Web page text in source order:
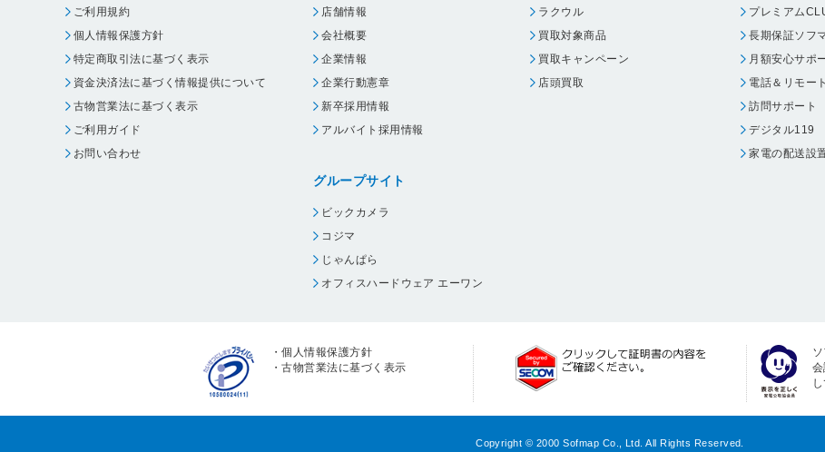
ご利用規約
個人情報保護方針
特定商取引法に基づく表示
資金決済法に基づく情報提供について
古物営業法に基づく表示
ご利用ガイド
お問い合わせ
店舗情報
会社概要
企業情報
企業行動憲章
新卒採用情報
アルバイト採用情報
グループサイト
ビックカメラ
コジマ
じゃんぱら
オフィスハードウェア エーワン
ラクウル
買取対象商品
買取キャンペーン
店頭買取
プレミアム
長期保証ソフ
月額安心サポ
電話＆リモート
訪問サポート
デジタル119
家電の配送設
・個人情報保護方針
・古物営業法に基づく表示
Copyright © 2000 Sofmap Co., Ltd. All Rights Reserved.